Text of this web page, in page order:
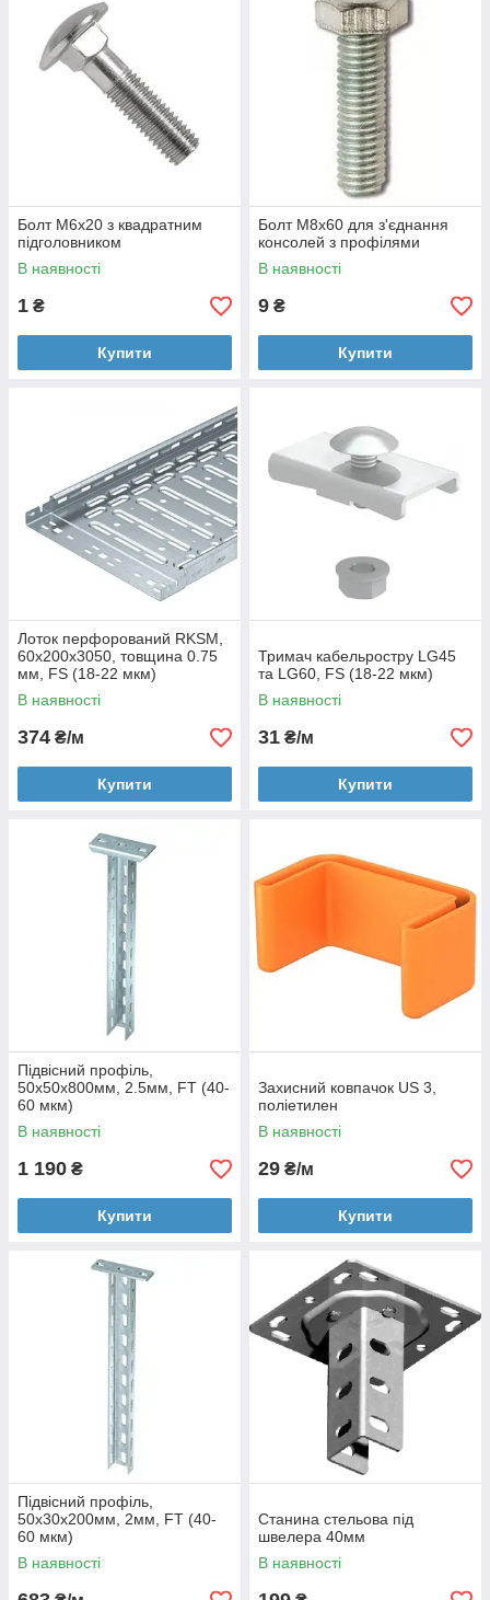
Болт M6х20 з квадратним
підголовником
В наявності
1 ₴
Купити
Болт M8x60 для з'єднання
консолей з профілями
В наявності
9 ₴
Купити
Лоток перфорований RKSM,
60х200х3050, товщина 0.75
мм, FS (18-22 мкм)
В наявності
374 ₴/м
Купити
Тримач кабельростру LG45
та LG60, FS (18-22 мкм)
В наявності
31 ₴/м
Купити
Підвісний профіль,
50х50х800мм, 2.5мм, FT (40-
60 мкм)
В наявності
1 190 ₴
Купити
Захисний ковпачок US 3,
поліетилен
В наявності
29 ₴/м
Купити
Підвісний профіль,
50х30х200мм, 2мм, FT (40-
60 мкм)
В наявності
Станина стельова під
швелера 40мм
В наявності